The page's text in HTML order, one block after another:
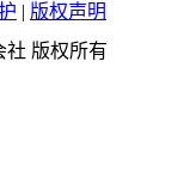
| 版权声明
社 版权所有